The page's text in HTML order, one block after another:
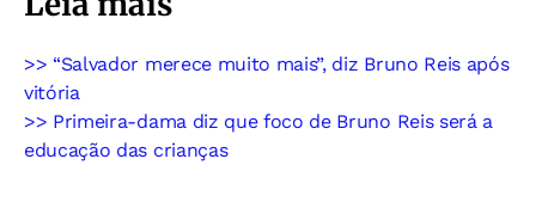
>> “Salvador merece muito mais”, diz Bruno Reis após
vitória
>> Primeira-dama diz que foco de Bruno Reis será a
educação das crianças